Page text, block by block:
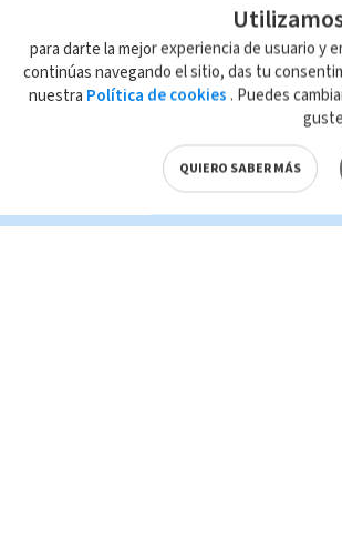
para darte la mejor experiencia de usuario y
continúas navegando el sitio, das tu
nuestra Política de cookies . Puedes
QUIERO SABER MÁS